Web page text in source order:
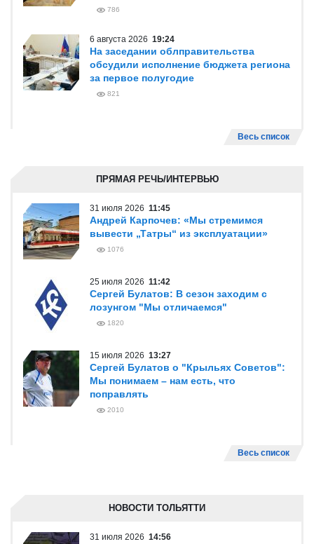
786
6 августа 2026 19:24
На заседании облправительства
обсудили исполнение бюджета региона
за первое полугодие
821
Весь список
ПРЯМАЯ РЕЧЬ/ИНТЕРВЬЮ
31 июля 2026 11:45
Андрей Карпочев: «Мы стремимся
вывести „Татры“ из эксплуатации»
1076
25 июля 2026 11:42
Сергей Булатов: В сезон заходим с
лозунгом "Мы отличаемся"
1820
15 июля 2026 13:27
Сергей Булатов о "Крыльях Советов":
Мы понимаем – нам есть, что
поправлять
2010
Весь список
НОВОСТИ ТОЛЬЯТТИ
31 июля 2026 14:56